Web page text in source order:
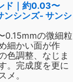
ド｜約0.03〜
ンシンズ- サンシ
0.15mmの微細粒
細かい面が作
色調整、なじま
。完成度を更に
メ。